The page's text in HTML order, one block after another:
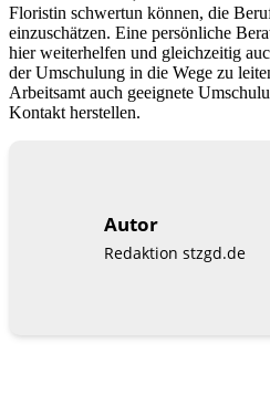
Floristin schwertun können, die
einzuschätzen. Eine persönliche
hier weiterhelfen und gleichzeitig
der Umschulung in die Wege zu
Arbeitsamt auch geeignete
Kontakt herstellen.
Autor
Redaktion stzgd.de